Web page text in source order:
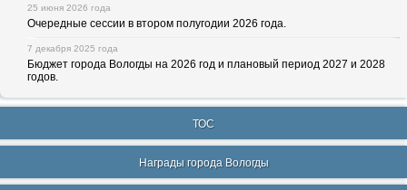
25 июня 2026 года
Очередные сессии в втором полугодии 2026 года.
7 декабря 2025 года
Бюджет города Вологды на 2026 год и плановый период 2027 и 2028
годов.
ТОС
Награды города Вологды